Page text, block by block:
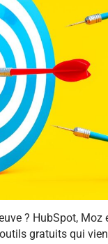
? HubSpot, Moz
gratuits qui